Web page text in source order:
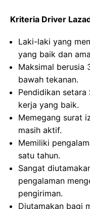
Kriteria Driver
Laki-laki yang
yang baik dan
Maksimal berusia
bawah tekanan.
Pendidikan setara
kerja yang baik.
Memegang surat
masih aktif.
Memiliki
satu tahun.
Sangat
pengalaman
pengiriman.
Diutamakan bagi